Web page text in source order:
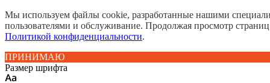
Мы используем файлы cookie, разработанные нашими
пользователями и обслуживание. Продолжая просмотр
Политикой конфиденциальности.
ПРИНИМАЮ
Размер шрифта